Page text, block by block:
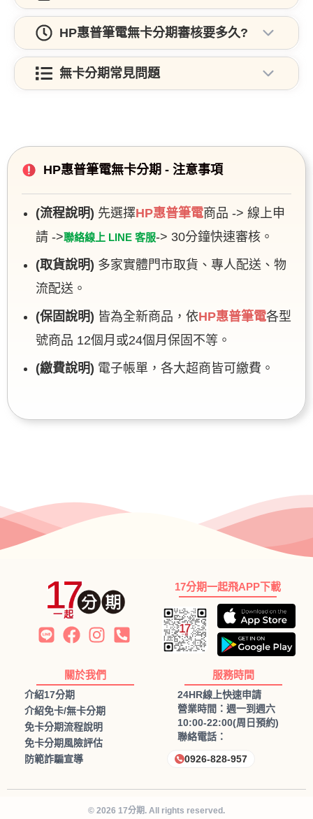
HP惠普筆電無卡分期審核要多久?
無卡分期常見問題
HP惠普筆電無卡分期 - 注意事項
(流程說明) 先選擇HP惠普筆電商品 -> 線上申
請 ->聯絡線上 LINE 客服-> 30分鐘快速審核。
(取貨說明) 多家實體門市取貨、專人配送、物
流配送。
(保固說明) 皆為全新商品，依HP惠普筆電各型
號商品 12個月或24個月保固不等。
(繳費說明) 電子帳單，各大超商皆可繳費。
17分期一起飛APP下載
關於我們
介紹17分期
介紹免卡/無卡分期
免卡分期流程說明
免卡分期風險評估
防範詐騙宣導
服務時間
24HR線上快速申請
營業時間：週一到週六
10:00-22:00(周日預約)
聯絡電話：
0926-828-957
© 2026 17分期. All rights reserved.